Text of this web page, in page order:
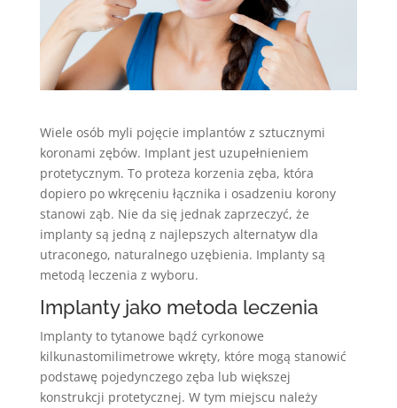
Wiele osób myli pojęcie implantów z sztucznymi
koronami zębów. Implant jest uzupełnieniem
protetycznym. To proteza korzenia zęba, która
dopiero po wkręceniu łącznika i osadzeniu korony
stanowi ząb. Nie da się jednak zaprzeczyć, że
implanty są jedną z najlepszych alternatyw dla
utraconego, naturalnego uzębienia. Implanty są
metodą leczenia z wyboru.
Implanty jako metoda leczenia
Implanty to tytanowe bądź cyrkonowe
kilkunastomilimetrowe wkręty, które mogą stanowić
podstawę pojedynczego zęba lub większej
konstrukcji protetycznej. W tym miejscu należy